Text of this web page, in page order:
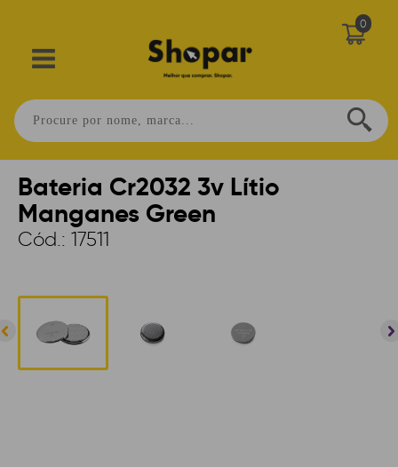
0
Bateria Cr2032 3v Lítio
Manganes Green
Cód.: 17511